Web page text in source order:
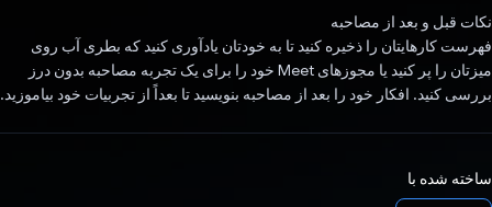
نکات قبل و بعد از مصاحبه
فهرست کارهایتان را ذخیره کنید تا به خودتان یادآوری کنید که بطری آب روی
میزتان را پر کنید یا مجوزهای Meet خود را برای یک تجربه مصاحبه بدون درز
بررسی کنید. افکار خود را بعد از مصاحبه بنویسید تا بعداً از تجربیات خود بیاموزید.
ساخته شده با